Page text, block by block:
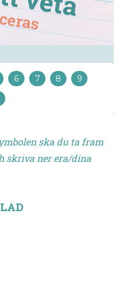
6 7 8
9
ska du ta fram
skriva ner era/dina